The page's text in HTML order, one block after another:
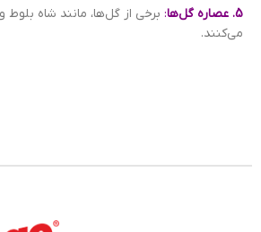
5. عصاره گل‌ها : برخی از گل‌ها، مانند شاه
می‌کنند.